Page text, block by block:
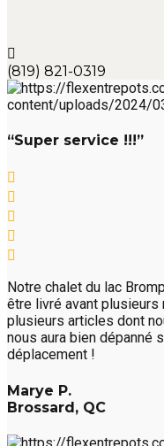
(819) 821-0319
“Super service !!!”
Notre chalet du lac
être livré avant
plusieurs articles dont
nous aura bien dépanné
déplacement !
Marye P.
Brossard, QC